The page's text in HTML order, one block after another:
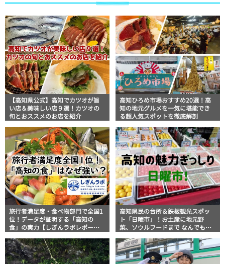
【高知県公式】高知でカツオが旨
い店＆美味しい店９選！カツオの
旬とおススメのお店を紹介
高知ひろめ市場おすすめ20選！高
知の地元グルメを一気に堪能でき
る超人気スポットを徹底解剖
旅行者満足度・食べ物部門で全国1
位！データが証明する「高知の
食」の実力【しぎんラボレポー
高知県民の台所＆鉄板観光スポッ
ト「日曜市」！お土産に地元野
菜、ソウルフードまで なんでもそ
説！